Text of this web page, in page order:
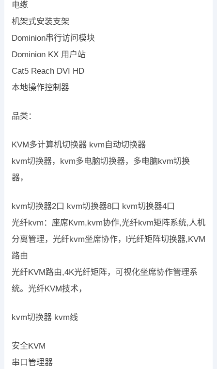
电缆
机架式安装支架
Dominion串行访问模块
Dominion KX 用户站
Cat5 Reach DVI HD
本地操作控制器
品类：
KVM多计算机切换器 kvm自动切换器
kvm切换器，kvm多电脑切换器，多电脑kvm切换
器，
kvm切换器2口 kvm切换器8口 kvm切换器4口
光纤kvm：座席Kvm,kvm协作,光纤kvm矩阵系统,人机
分离管理，光纤kvm坐席协作，l光纤矩阵切换器,KVM
路由
光纤KVM路由,4K光纤矩阵，可视化坐席协作管理系
统。光纤KVM技术，
kvm切换器 kvm线
安全KVM
串口管理器